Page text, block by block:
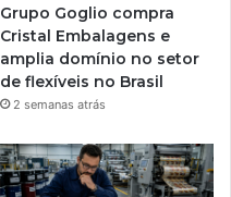
Grupo Goglio compra
Cristal Embalagens e
amplia domínio no setor
de flexíveis no Brasil
2 semanas atrás